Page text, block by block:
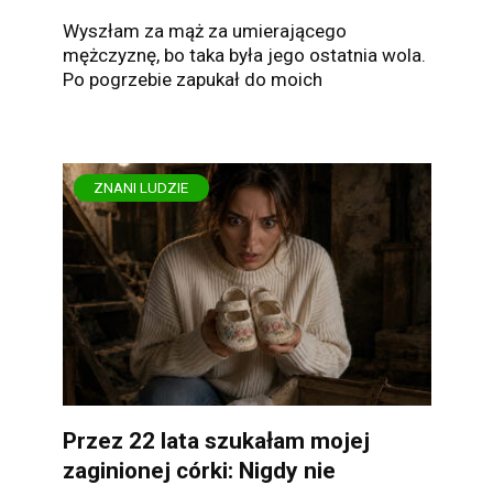
Wyszłam za mąż za umierającego
mężczyznę, bo taka była jego ostatnia wola.
Po pogrzebie zapukał do moich
ZNANI LUDZIE
Przez 22 lata szukałam mojej
zaginionej córki: Nigdy nie